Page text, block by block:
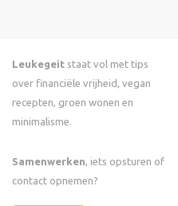
Leukegeit staat vol met tips
over financiële vrijheid, vegan
recepten, groen wonen en
minimalisme.
Samenwerken, iets opsturen of
contact opnemen?